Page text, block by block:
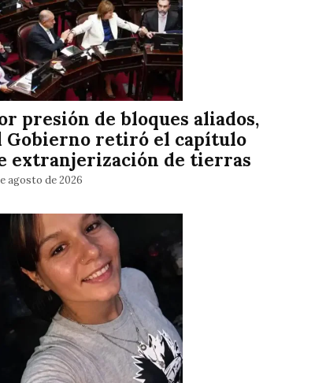
presión de bloques aliados,
Gobierno retiró el capítulo
extranjerización de tierras
agosto de 2026